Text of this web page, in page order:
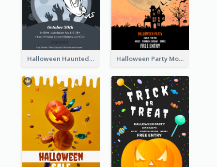
Halloween Haunted House Party Poster Halloween Party Moon Photo Poster